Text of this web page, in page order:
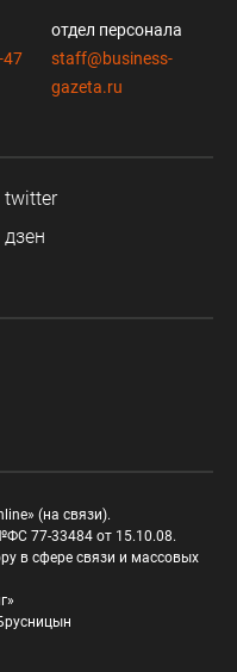
47
отдел персонала
staff@business-
gazeta.ru
twitter
дзен
(на связи).
77-33484 от 15.10.08.
в сфере связи и массовых